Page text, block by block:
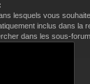
lesquels vous
inclus dans la
dans les sous-